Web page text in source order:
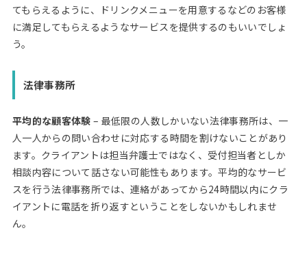
てもらえるように、ドリンクメニューを用意するなどのお客様
に満足してもらえるようなサービスを提供するのもいいでしょ
う。
法律事務所
平均的な顧客体験 – 最低限の人数しかいない法律事務所は、一
人一人からの問い合わせに対応する時間を割けないことがあり
ます。クライアントは担当弁護士ではなく、受付担当者としか
相談内容について話さない可能性もあります。平均的なサービ
スを行う法律事務所では、連絡があってから24時間以内にクラ
イアントに電話を折り返すということをしないかもしれませ
ん。